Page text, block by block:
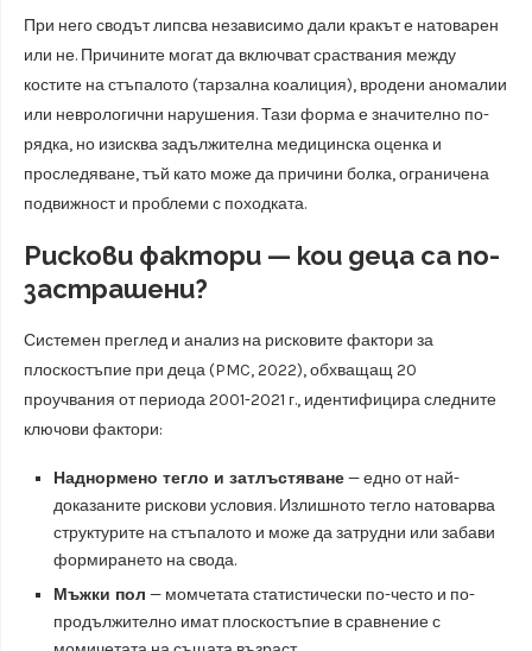
При него сводът липсва независимо дали кракът е натоварен
или не. Причините могат да включват сраствания между
костите на стъпалото (тарзална коалиция), вродени аномалии
или неврологични нарушения. Тази форма е значително по-
рядка, но изисква задължителна медицинска оценка и
проследяване, тъй като може да причини болка, ограничена
подвижност и проблеми с походката.
Рискови фактори — кои деца са по-
застрашени?
Системен преглед и анализ на рисковите фактори за
плоскостъпие при деца (PMC, 2022), обхващащ 20
проучвания от периода 2001-2021 г., идентифицира следните
ключови фактори:
Наднормено тегло и затлъстяване— едно от най-
доказаните рискови условия. Излишното тегло натоварва
структурите на стъпалото и може да затрудни или забави
формирането на свода.
Мъжки пол — момчетата статистически по-често и по-
продължително имат плоскостъпие в сравнение с